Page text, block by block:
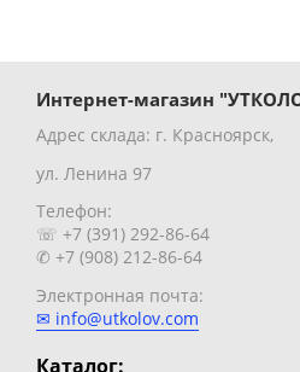
Интернет-магазин
Адрес склада: г. Красноярск,
ул. Ленина 97
Телефон:
☏ +7 (391) 292-86-64
✆ +7 (908) 212-86-64
Электронная почта:
✉ info@utkolov.com
Каталог: